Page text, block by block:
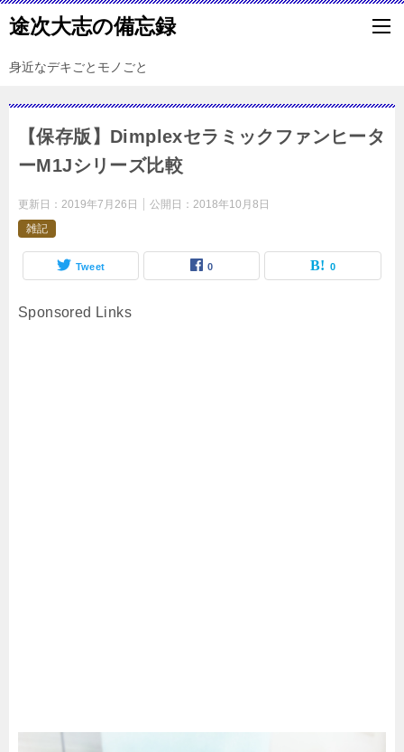
途次大志の備忘録
身近なデキごとモノごと
【保存版】Dimplexセラミックファンヒータ
ーM1Jシリーズ比較
更新日： 2019年7月26日 公開日： 2018年10月8日
雑記
Tweet 0 0
Sponsored Links